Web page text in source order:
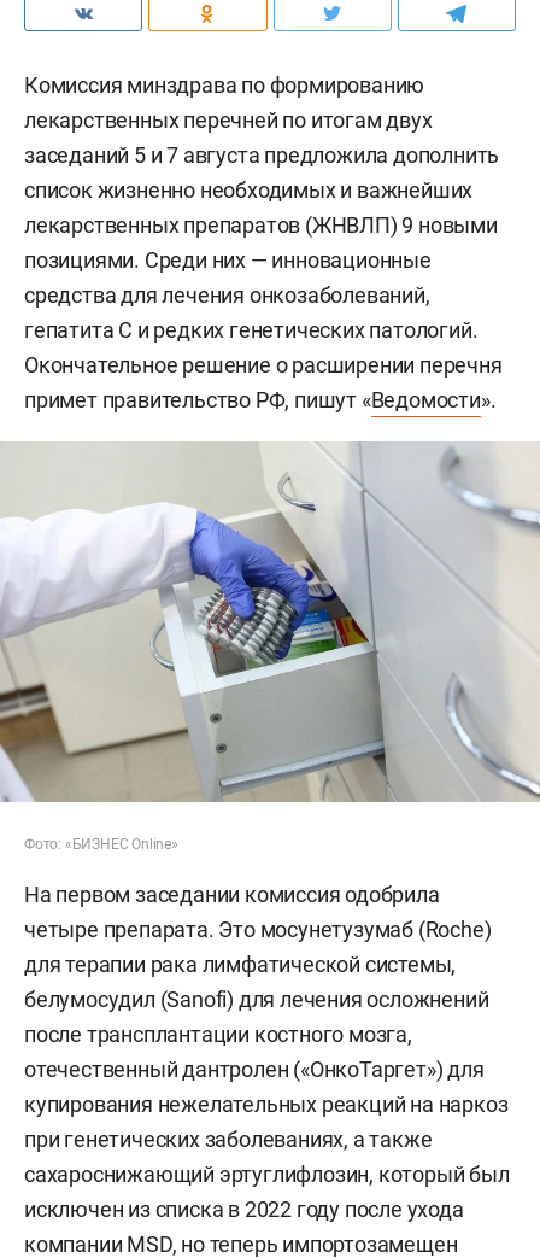
Комиссия минздрава по формированию
лекарственных перечней по итогам двух
заседаний 5 и 7 августа предложила дополнить
список жизненно необходимых и важнейших
лекарственных препаратов (ЖНВЛП) 9 новыми
позициями. Среди них — инновационные
средства для лечения онкозаболеваний,
гепатита С и редких генетических патологий.
Окончательное решение о расширении перечня
примет правительство РФ, пишут «Ведомости».
Фото: «БИЗНЕС Online»
На первом заседании комиссия одобрила
четыре препарата. Это мосунетузумаб (Roche)
для терапии рака лимфатической системы,
белумосудил (Sanofi) для лечения осложнений
после трансплантации костного мозга,
отечественный дантролен («ОнкоТаргет») для
купирования нежелательных реакций на наркоз
при генетических заболеваниях, а также
сахароснижающий эртуглифлозин, который был
исключен из списка в 2022 году после ухода
компании MSD, но теперь импортозамещен